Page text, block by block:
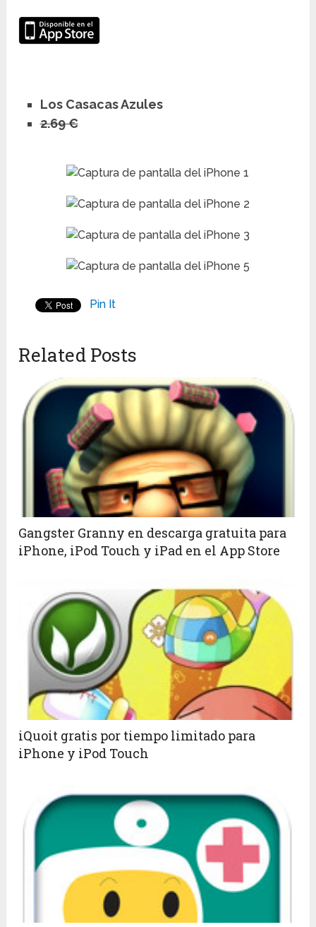
Los Casacas Azules
2.69 €
Pin It
Related Posts
Gangster Granny en descarga gratuita para
iPhone, iPod Touch y iPad en el App Store
iQuoit gratis por tiempo limitado para
iPhone y iPod Touch